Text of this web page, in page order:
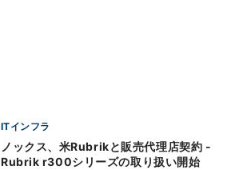
ITインフラ
ノックス、米Rubrikと販売代理店契約 -
Rubrik r300シリーズの取り扱い開始